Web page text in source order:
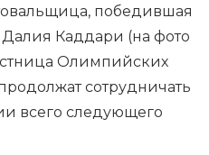
победившая
Далия Каддари (на фото
Олимпийских
сотрудничать
всего следующего